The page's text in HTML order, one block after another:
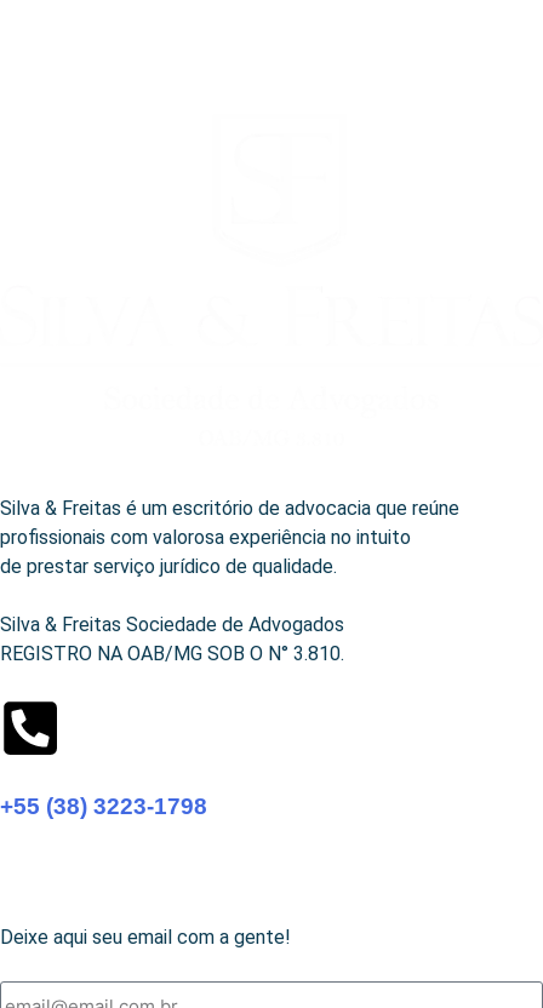
Silva & Freitas é um escritório de advocacia que reúne
profissionais com valorosa experiência no intuito
de prestar serviço jurídico de qualidade.
Silva & Freitas Sociedade de Advogados
REGISTRO NA OAB/MG SOB O N° 3.810.
+55 (38) 3223-1798
Deixe aqui seu email com a gente!